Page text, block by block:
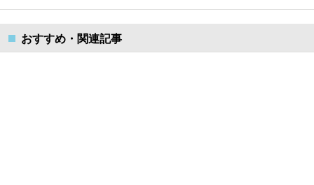
おすすめ・関連記事